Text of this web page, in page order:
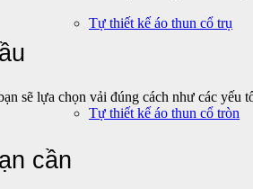
Tự thiết kế áo thun cổ trụ
Tự thiết kế áo thun cổ tròn
sẽ lựa chọn vải đúng cách như các yếu
cần